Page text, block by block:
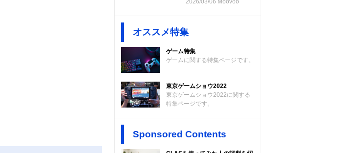
2026/03/06 Moovoo
オススメ特集
ゲーム特集
ゲームに関する特集ページです。
東京ゲームショウ2022
東京ゲームショウ2022に関する
特集ページです。
Sponsored Contents